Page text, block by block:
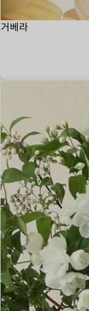
거베라